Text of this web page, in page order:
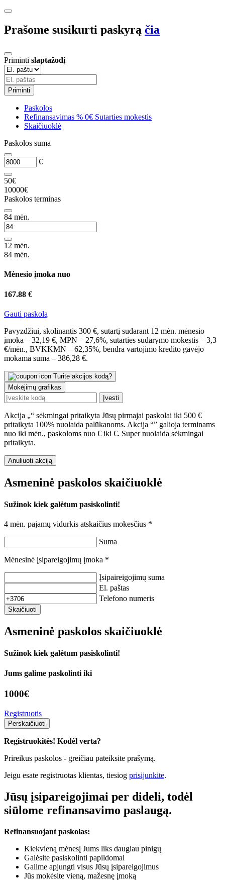
Prašome susikurti paskyrą čia
Priminti slaptažodį
Priminti
Paskolos
Refinansavimas % 0€ Sutarties mokestis
Skaičiuoklė
Paskolos suma
€
50€
10000€
Paskolos terminas
84 mėn.
12 mėn.
84 mėn.
Mėnesio įmoka nuo
167.88 €
Gauti paskolą
Pavyzdžiui, skolinantis 300 €, sutartį sudarant 12 mėn. mėnesio
įmoka – 32,19 €, MPN – 27,6%, sutarties sudarymo mokestis – 3,3
€/mėn., BVKKMN – 62,35%, bendra vartojimo kredito gavėjo
mokama suma – 386,28 €.
Turite akcijos kodą?
Mokėjimų grafikas
Įvesti
Akcija „“ sėkmingai pritaikyta Jūsų pirmajai paskolai iki 500 €
pritaikyta 100% nuolaida palūkanoms. Akcija “” galioja terminams
nuo iki mėn., paskoloms nuo € iki €. Super nuolaida sėkmingai
pritaikyta.
Anuliuoti akciją
Asmeninė paskolos skaičiuoklė
Sužinok kiek galėtum pasiskolinti!
4 mėn. pajamų vidurkis atskaičius mokesčius *
Suma
Mėnesinė įsipareigojimų įmoka *
Įsipaireigojimų suma
El. paštas
Telefono numeris
Skaičiuoti
Asmeninė paskolos skaičiuoklė
Sužinok kiek galėtum pasiskolinti!
Jums galime paskolinti iki
1000€
Registruotis
Perskaičiuoti
Registruokitės! Kodėl verta?
Prireikus paskolos - greičiau pateiksite prašymą.
Jeigu esate registruotas klientas, tiesiog prisijunkite.
Jūsų įsipareigojimai per dideli, todėl
siūlome refinansavimo paslaugą.
Refinansuojant paskolas:
Kiekvieną mėnesį Jums liks daugiau pinigų
Galėsite pasiskolinti papildomai
Galime apjungti visus Jūsų įsipareigojimus
Jūs mokėsite vieną, mažesnę įmoką